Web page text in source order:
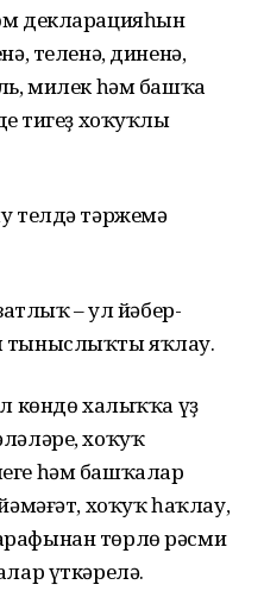
декларацияһын
теленә, диненә,
милек һәм башҡа
тигеҙ хоҡуҡлы
телдә тәржемә
– ул йәбер-
тыныслыҡты яҡлау.
көндө халыҡҡа үҙ
хоҡуҡ
һәм башҡалар
хоҡуҡ һаҡлау,
төрлө рәсми
үткәрелә.